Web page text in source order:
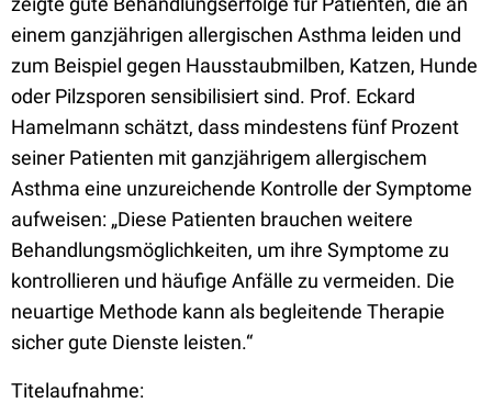
einem ganzjährigen allergischen Asthma leiden und
zum Beispiel gegen Hausstaubmilben, Katzen, Hunde
oder Pilzsporen sensibilisiert sind. Prof. Eckard
Hamelmann schätzt, dass mindestens fünf Prozent
seiner Patienten mit ganzjährigem allergischem
Asthma eine unzureichende Kontrolle der Symptome
aufweisen: „Diese Patienten brauchen weitere
Behandlungsmöglichkeiten, um ihre Symptome zu
kontrollieren und häufige Anfälle zu vermeiden. Die
neuartige Methode kann als begleitende Therapie
sicher gute Dienste leisten.“
Titelaufnahme: